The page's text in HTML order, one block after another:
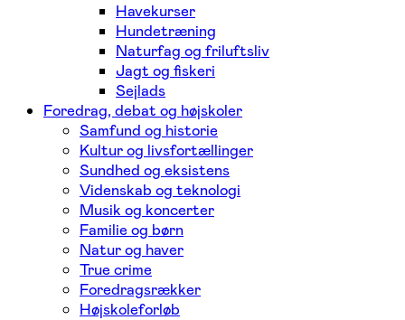
Havekurser
Hundetræning
Naturfag og friluftsliv
Jagt og fiskeri
Sejlads
Foredrag, debat og højskoler
Samfund og historie
Kultur og livsfortællinger
Sundhed og eksistens
Videnskab og teknologi
Musik og koncerter
Familie og børn
Natur og haver
True crime
Foredragsrækker
Højskoleforløb